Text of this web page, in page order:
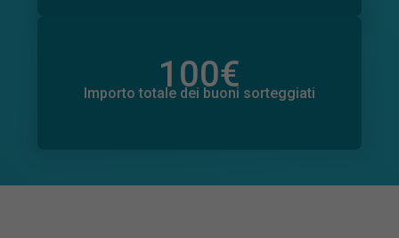
100€
Importo totale dei buoni sorteggiati
0€
Importo totale delle donazioni promesse